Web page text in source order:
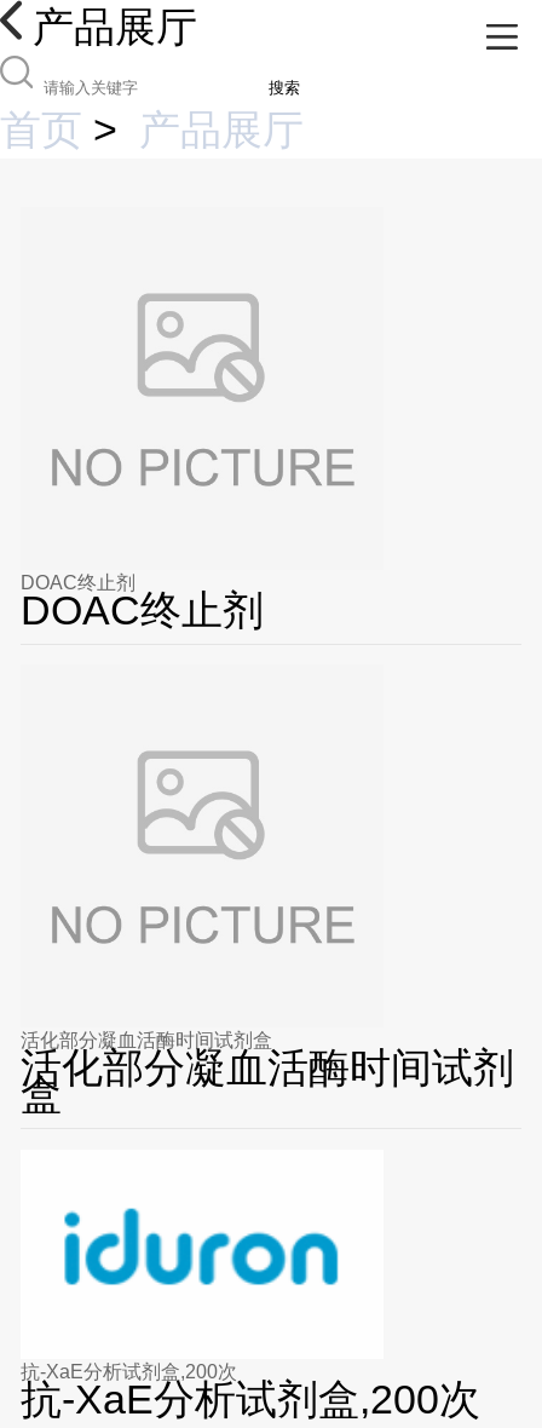
产品展厅
搜索
首页 > 产品展厅
DOAC终止剂
DOAC终止剂
活化部分凝血活酶时间试剂盒
活化部分凝血活酶时间试剂
盒
抗-XaE分析试剂盒,200次
抗-XaE分析试剂盒,200次